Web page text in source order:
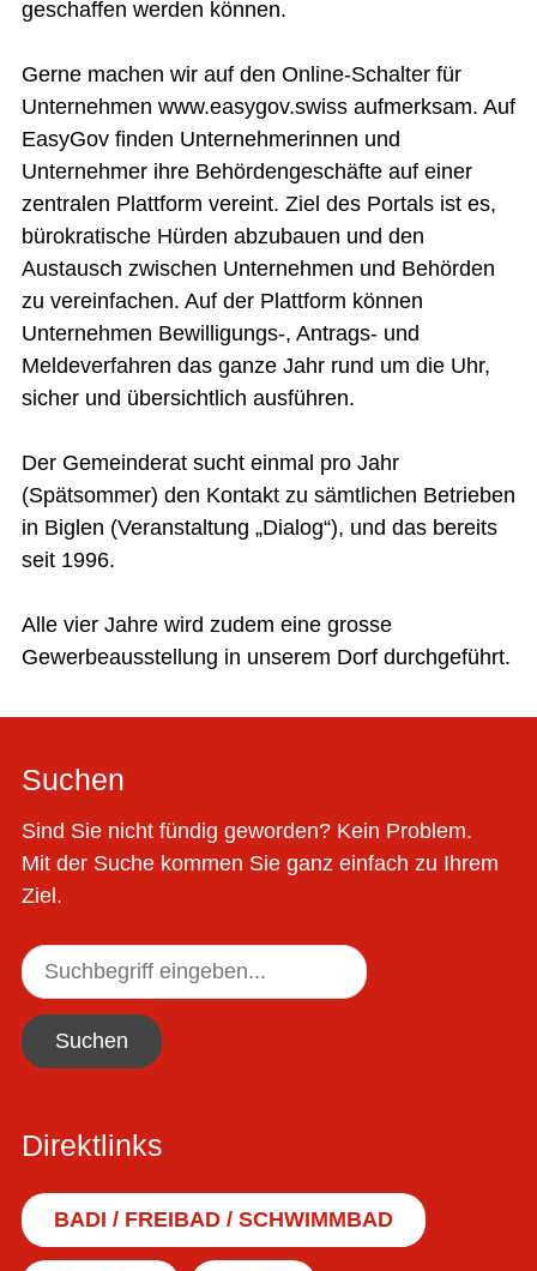
geschaffen werden können.
Gerne machen wir auf den Online-Schalter für
Unternehmen www.easygov.swiss aufmerksam. Auf
EasyGov finden Unternehmerinnen und
Unternehmer ihre Behördengeschäfte auf einer
zentralen Plattform vereint. Ziel des Portals ist es,
bürokratische Hürden abzubauen und den
Austausch zwischen Unternehmen und Behörden
zu vereinfachen. Auf der Plattform können
Unternehmen Bewilligungs-, Antrags- und
Meldeverfahren das ganze Jahr rund um die Uhr,
sicher und übersichtlich ausführen.
Der Gemeinderat sucht einmal pro Jahr
(Spätsommer) den Kontakt zu sämtlichen Betrieben
in Biglen (Veranstaltung „Dialog“), und das bereits
seit 1996.
Alle vier Jahre wird zudem eine grosse
Gewerbeausstellung in unserem Dorf durchgeführt.
Direktlinks
BADI / FREIBAD / SCHWIMMBAD
Suchen
Sind Sie nicht fündig geworden? Kein Problem.
Mit der Suche kommen Sie ganz einfach zu Ihrem
Ziel.
Suchen